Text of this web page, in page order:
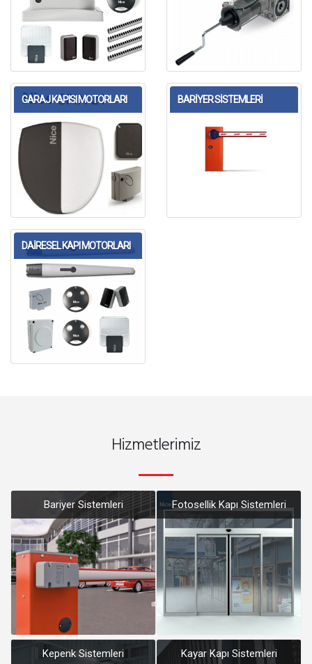
GARAJ KAPISI MOTORLARI BARİYER SİSTEMLERİ
DAİRESEL KAPI MOTORLARI
Hizmetlerimiz
Bariyer Sistemleri Fotosellik Kapı Sistemleri
Kepenk Sistemleri Kayar Kapı Sistemleri